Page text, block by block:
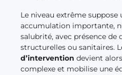
Le niveau extrême suppose
accumulation importante,
salubrité, avec présence de
structurelles ou sanitaires.
d’intervention devient
complexe et mobilise une